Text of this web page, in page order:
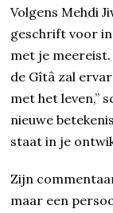
Volgens Mehdi
geschrift voor
met je
de Gîtâ zal
met het leven,”
nieuwe
staat in je
Zijn
maar een